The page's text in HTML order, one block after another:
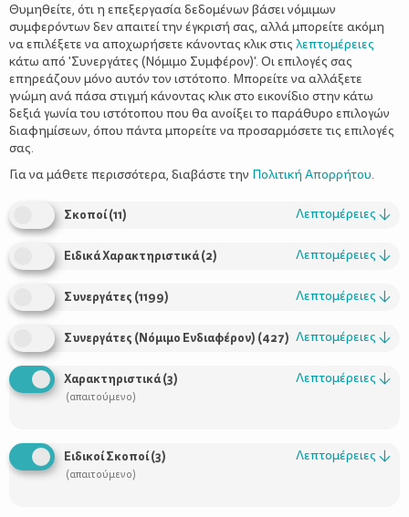
Γονιός δε γεννιέσαι, γίνεσαι
Θυμηθείτε, ότι η επεξεργασία δεδομένων βάσει νόμιμων
συμφερόντων δεν απαιτεί την έγκρισή σας, αλλά μπορείτε ακόμη
να επιλέξετε να αποχωρήσετε κάνοντας κλικ στις λεπτομέρειες
κάτω από 'Συνεργάτες (Νόμιμο Συμφέρον)'. Οι επιλογές σας
επηρεάζουν μόνο αυτόν τον ιστότοπο. Μπορείτε να αλλάξετε
γνώμη ανά πάσα στιγμή κάνοντας κλικ στο εικονίδιο στην κάτω
δεξιά γωνία του ιστότοπου που θα ανοίξει το παράθυρο επιλογών
διαφημίσεων, όπου πάντα μπορείτε να προσαρμόσετε τις επιλογές
σας.
Για να μάθετε περισσότερα, διαβάστε την Πολιτική Απορρήτου.
Σκοποί(11) Λεπτομέρειες ↓
Ειδικά Χαρακτηριστικά(2) Λεπτομέρειες ↓
Συνεργάτες (1199) Λεπτομέρειες ↓
Συνεργάτες (Νόμιμο Ενδιαφέρον) (427) Λεπτομέρειες ↓
Χαρακτηριστικά(3)
(απαιτούμενο)
Λεπτομέρειες ↓
Ειδικοί Σκοποί(3)
(απαιτούμενο)
Λεπτομέρειες ↓